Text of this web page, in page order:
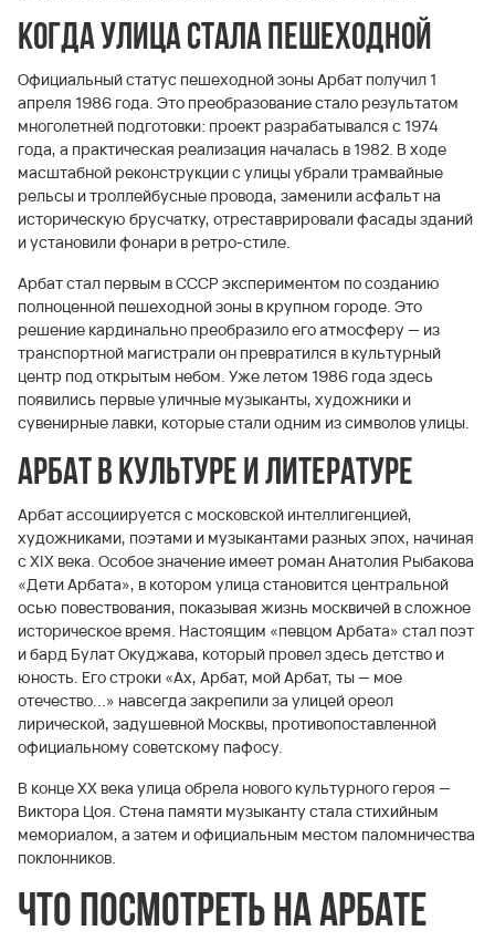
Когда улица стала пешеходной
Официальный статус пешеходной зоны Арбат получил 1
апреля 1986 года. Это преобразование стало результатом
многолетней подготовки: проект разрабатывался с 1974
года, а практическая реализация началась в 1982. В ходе
масштабной реконструкции с улицы убрали трамвайные
рельсы и троллейбусные провода, заменили асфальт на
историческую брусчатку, отреставрировали фасады зданий
и установили фонари в ретро-стиле.
Арбат стал первым в СССР экспериментом по созданию
полноценной пешеходной зоны в крупном городе. Это
решение кардинально преобразило его атмосферу — из
транспортной магистрали он превратился в культурный
центр под открытым небом. Уже летом 1986 года здесь
появились первые уличные музыканты, художники и
сувенирные лавки, которые стали одним из символов улицы.
Арбат в культуре и литературе
Арбат ассоциируется с московской интеллигенцией,
художниками, поэтами и музыкантами разных эпох, начиная
с XIX века. Особое значение имеет роман Анатолия Рыбакова
«Дети Арбата», в котором улица становится центральной
осью повествования, показывая жизнь москвичей в сложное
историческое время. Настоящим «певцом Арбата» стал поэт
и бард Булат Окуджава, который провел здесь детство и
юность. Его строки «Ах, Арбат, мой Арбат, ты — мое
отечество...» навсегда закрепили за улицей ореол
лирической, задушевной Москвы, противопоставленной
официальному советскому пафосу.
В конце XX века улица обрела нового культурного героя —
Виктора Цоя. Стена памяти музыканту стала стихийным
мемориалом, а затем и официальным местом паломничества
поклонников.
Что посмотреть на Арбате